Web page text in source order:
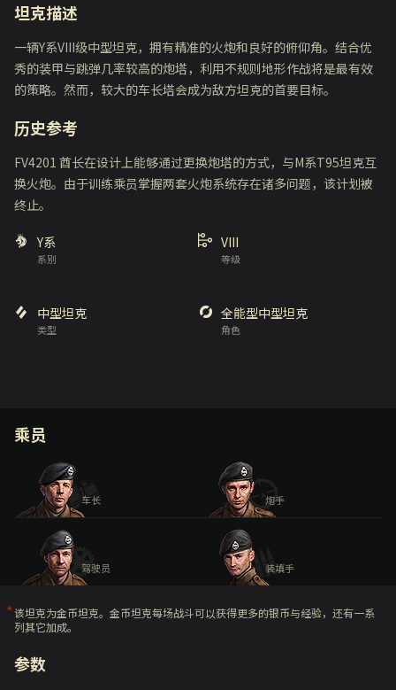
坦克描述
一辆Y系VIII级中型坦克，拥有精准的火炮和良好的俯仰角。结合优
秀的装甲与跳弹几率较高的炮塔，利用不规则地形作战将是最有效
的策略。然而，较大的车长塔会成为敌方坦克的首要目标。
历史参考
FV4201 酋长在设计上能够通过更换炮塔的方式，与M系T95坦克互
换火炮。由于训练乘员掌握两套火炮系统存在诸多问题，该计划被
终止。
系别
Y系
等级
VIII
类型
中型坦克
角色
全能型中型坦克
乘员
车长 炮手
驾驶员 装填手
该坦克为金币坦克。金币坦克每场战斗可以获得更多的银币与经验，还有一系
列其它加成。
参数